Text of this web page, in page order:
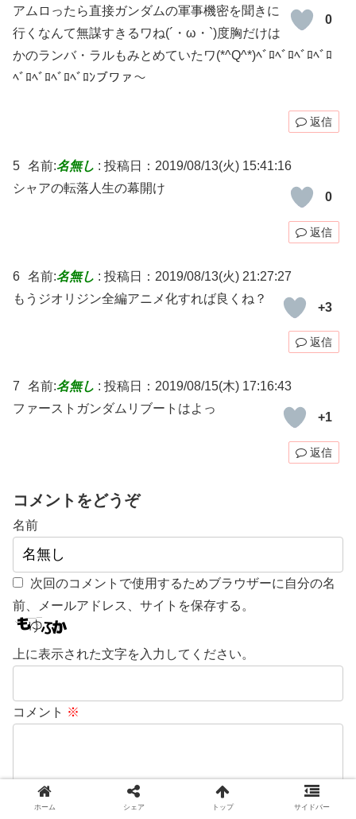
0
アムロったら直接ガンダムの軍事機密を聞きに
行くなんて無謀すきるワね(´・ω・`)度胸だけは
かのランバ・ラルもみとめていたワ(*^Q^*)ﾍﾞﾛﾍﾞﾛﾍﾞﾛﾍﾞﾛ
ﾍﾞﾛﾍﾞﾛﾍﾞﾛﾍﾞﾛﾝブワァ～
返信
5 名前:名無し : 投稿日：2019/08/13(火) 15:41:16
0
シャアの転落人生の幕開け
返信
6 名前:名無し : 投稿日：2019/08/13(火) 21:27:27
+3
もうジオリジン全編アニメ化すれば良くね？
返信
7 名前:名無し : 投稿日：2019/08/15(木) 17:16:43
+1
ファーストガンダムリブートはよっ
返信
コメントをどうぞ
名前
次回のコメントで使用するためブラウザーに自分の名
前、メールアドレス、サイトを保存する。
上に表示された文字を入力してください。
コメント ※
ホーム シェア トップ サイドバー